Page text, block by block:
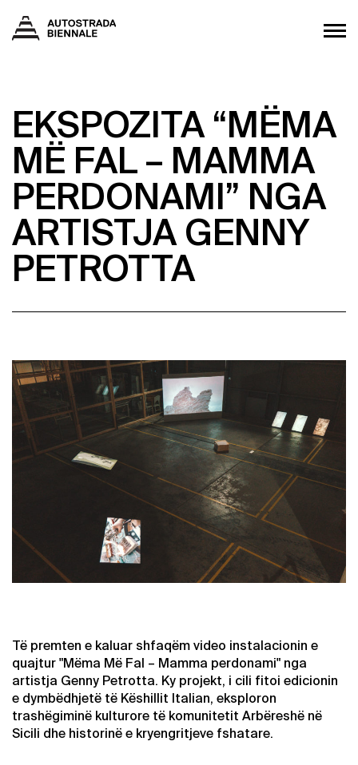
EKSPOZITA “MËMA
MË FAL – MAMMA
PERDONAMI” NGA
ARTISTJA GENNY
PETROTTA
Të premten e kaluar shfaqëm video instalacionin e
quajtur "Mëma Më Fal – Mamma perdonami" nga
artistja Genny Petrotta. Ky projekt, i cili fitoi edicionin
e dymbëdhjetë të Këshillit Italian, eksploron
trashëgiminë kulturore të komunitetit Arbëreshë në
Sicili dhe historinë e kryengritjeve fshatare.